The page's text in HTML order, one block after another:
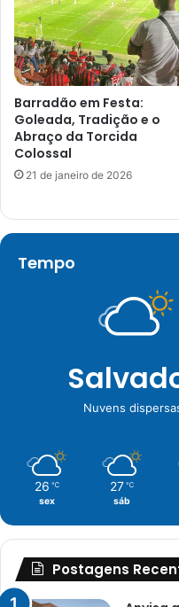
Barradão em Festa:
Goleada, Tradição e o
Abraço da Torcida
Colossal
21 de janeiro de 2026
Tempo
Nuvens
26 ℃
sex
27 ℃
sáb
Postagens